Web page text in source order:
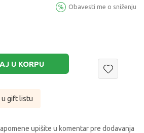
Obavesti me o sniženju
U KORPU
u gift listu
upišite u komentar pre dodavanja